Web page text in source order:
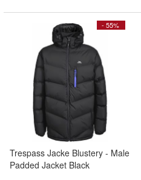
- 55%
Trespass Jacke Blustery - Male
Padded Jacket Black